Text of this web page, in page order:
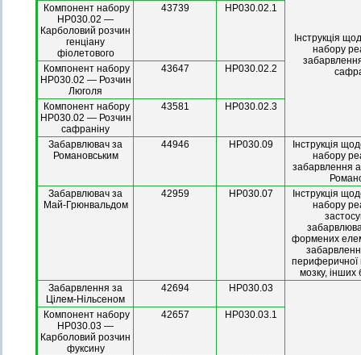
Інструкція
набору
Компонент набору
HP030.02 —
Карболовий розчин
генціану
фіолетового
43739 HP030.02.1
Компонент набору
HP030.02 — Розчин
Люголя
43647 HP030.02.2
Компонент набору
HP030.02 — Розчин
сафраніну
43581 HP030.02.3
Забарвлювач за
Романовським
44946 HP030.09
Інструкція
набору
забарвлення
Забарвлювач за
Май-Грюнвальдом
42959 HP030.07
Інструкція
набору
формених
периферичної
мозку, інших
Забарвлення за
Цілем-Нільсеном
42694 HP030.03
Компонент набору
HP030.03 —
Карболовий розчин
фуксину
42657 HP030.03.1